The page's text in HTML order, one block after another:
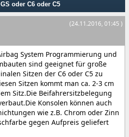
oder C6 oder C5
(24.11.2016, 01:45 )
System Programmierung und
sind geeignet für große
Sitzen der C6 oder C5 zu
Sitzen kommt man ca. 2-3 cm
Sitz.Die Beifahrersitzbelegung
Konsolen können auch
wie z.B. Chrom oder Zinn
gegen Aufpreis geliefert